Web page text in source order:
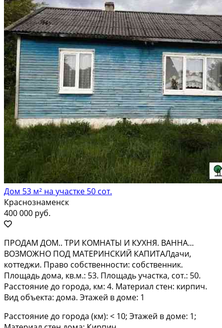
Дом 53 м² на участке 50 сот.
Краснознаменск
400 000 руб.
ПРОДАМ ДОМ.. ТРИ КОМНАТЫ И КУХНЯ. ВАННА...
ВОЗМОЖНО ПОД МАТЕРИНСКИЙ КАПИТАЛдачи,
коттеджи. Право собственности: собственник.
Площадь дома, кв.м.: 53. Площадь участка, сот.: 50.
Расстояние до города, км: 4. Материал стен: кирпич.
Вид объекта: дома. Этажей в доме: 1
Расстояние до города (км): < 10; Этажей в доме: 1;